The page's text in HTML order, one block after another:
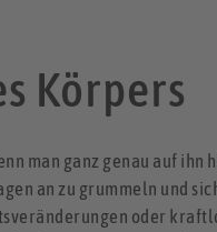
Körpers
man ganz genau auf
an zu grummeln und
oder